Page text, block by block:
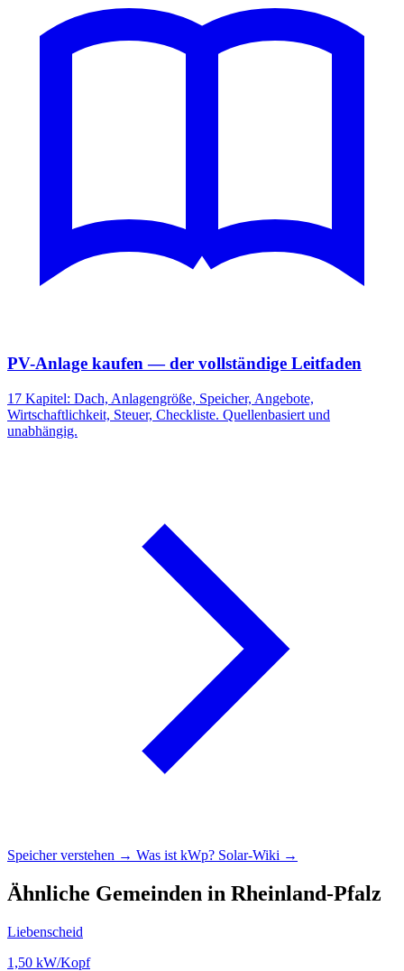
PV-Anlage kaufen — der vollständige Leitfaden
17 Kapitel: Dach, Anlagengröße, Speicher, Angebote,
Wirtschaftlichkeit, Steuer, Checkliste. Quellenbasiert und
unabhängig.
Speicher verstehen → Was ist kWp? Solar-Wiki →
Ähnliche Gemeinden in Rheinland-Pfalz
Liebenscheid
1,50 kW/Kopf